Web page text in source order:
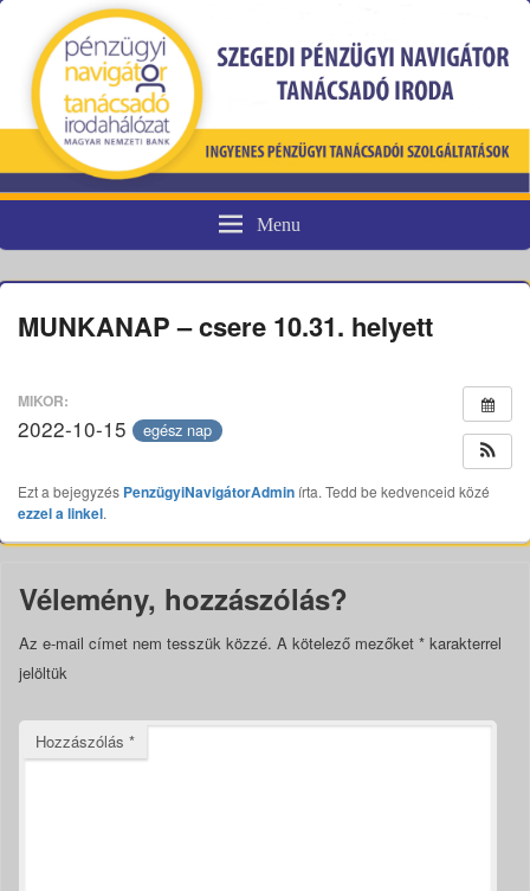
Pénzügyi fogyasztóvédelem
Menu
MUNKANAP – csere 10.31. helyett
MIKOR:
2022-10-15 egész nap
Ezt a bejegyzés PenzügyiNavigátorAdmin írta. Tedd be kedvenceid közé
ezzel a linkel.
Vélemény, hozzászólás?
Az e-mail címet nem tesszük közzé. A kötelező mezőket * karakterrel
jelöltük
Hozzászólás *